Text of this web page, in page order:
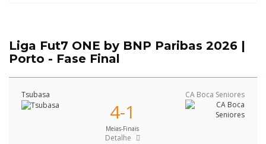
Liga Fut7 ONE by BNP Paribas 2026 |
Porto - Fase Final
Tsubasa CA Boca Seniores
4-1
Meias-Finais
Detalhe